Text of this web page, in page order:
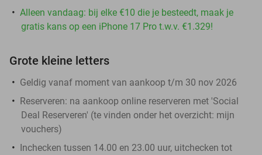
Alleen vandaag: bij elke €10 die je besteedt, maak je
gratis kans op een iPhone 17 Pro t.w.v. €1.329!
Grote kleine letters
Geldig vanaf moment van aankoop t/m 30 nov 2026
Reserveren: na aankoop online reserveren met 'Social
Deal Reserveren' (te vinden onder het overzicht: mijn
vouchers)
Inchecken tussen 14.00 en 23.00 uur, uitchecken tot